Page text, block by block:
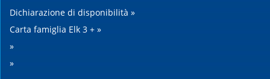
Dichiarazione di disponibilità »
Carta famiglia Elk 3 + »
»
»